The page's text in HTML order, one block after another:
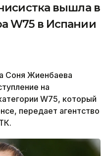
вышла в
W75 в Испании
Соня Жиенбаева
на
W75, который
передает агентство